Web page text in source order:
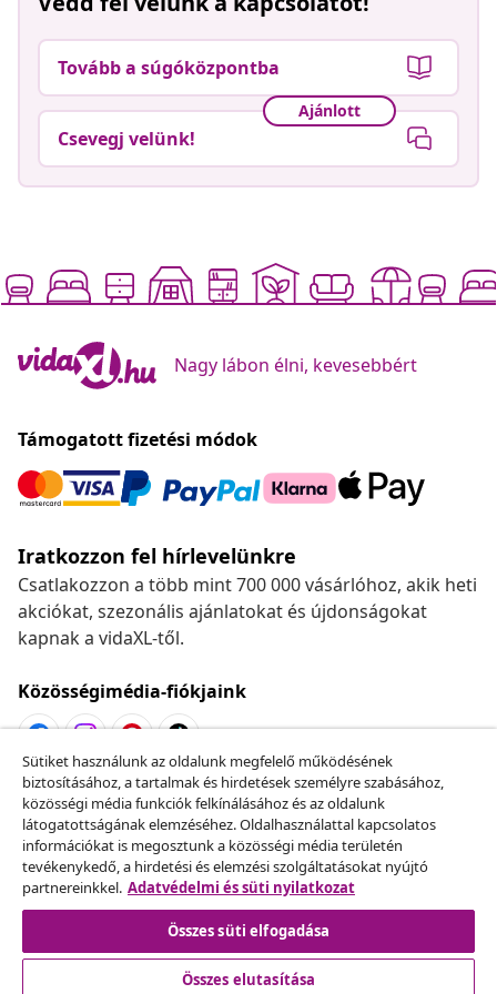
Tovább a súgóközpontba
Ajánlott
Csevegj velünk!
Nagy lábon élni, kevesebbért
Támogatott fizetési módok
Iratkozzon fel hírlevelünkre
Csatlakozzon a több mint 700 000 vásárlóhoz, akik heti
akciókat, szezonális ajánlatokat és újdonságokat
kapnak a vidaXL-től.
Közösségimédia-fiókjaink
Szerződéstől való elállás
Küldj be egy rendelés lemondására vonatkozó
kérelmet.
Szerződéstől való elállás
Sütiket használunk az oldalunk megfelelő működésének
biztosításához, a tartalmak és hirdetések személyre szabásához,
közösségi média funkciók felkínálásához és az oldalunk
látogatottságának elemzéséhez. Oldalhasználattal kapcsolatos
információkat is megosztunk a közösségi média területén
tevékenykedő, a hirdetési és elemzési szolgáltatásokat nyújtó
partnereinkkel. Adatvédelmi és süti nyilatkozat
Összes süti elfogadása
Összes elutasítása